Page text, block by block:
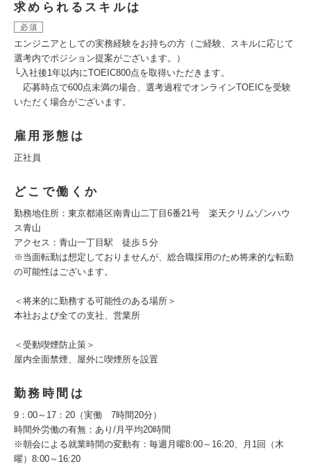
求められるスキルは
必須
エンジニアとしての実務経験をお持ちの方（ご経験、スキルに応じて
選考内でポジション提案がございます。）
└入社後1年以内にTOEIC800点を取得いただきます。
応募時点で600点未満の場合、選考過程でオンラインTOEICを受験
いただく場合がございます。
雇用形態は
正社員
どこで働くか
勤務地住所：東京都港区南青山二丁目6番21号 楽天クリムゾンハウ
ス青山
アクセス：青山一丁目駅 徒歩５分
※当面転勤は想定しておりませんが、総合職採用のため将来的な転勤
の可能性はございます。
＜将来的に勤務する可能性のある場所＞
本社および全ての支社、営業所
＜受動喫煙防止策＞
屋内全面禁煙、屋外に喫煙所を設置
勤務時間は
9：00～17：20（実働 7時間20分）
時間外労働の有無：あり/月平均20時間
※朝会による就業時間の変動有：毎週月曜8:00～16:20、月1回（木
曜）8:00～16:20